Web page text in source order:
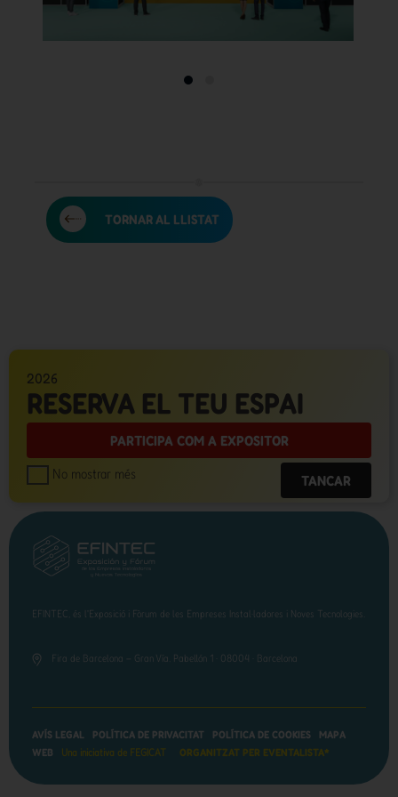
TORNAR AL LLISTAT
2026
RESERVA EL TEU ESPAI
PARTICIPA COM A EXPOSITOR
No mostrar més
TANCAR
EFINTEC, és l'Exposició i Fòrum de les Empreses Instal·ladores i Noves Tecnologies.
Fira de Barcelona – Gran Vía. Pabellón 1 · 08004 · Barcelona
AVÍS LEGAL POLÍTICA DE PRIVACITAT POLÍTICA DE COOKIES
MAPA
WEB
Una iniciativa de FEGICAT ORGANITZAT PER EVENTALISTA*